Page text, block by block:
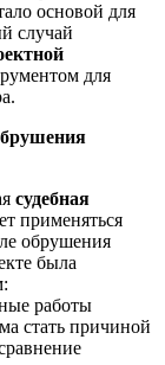
основой для
случай
для
судебная
применяться
обрушения
была
работы
стать причиной